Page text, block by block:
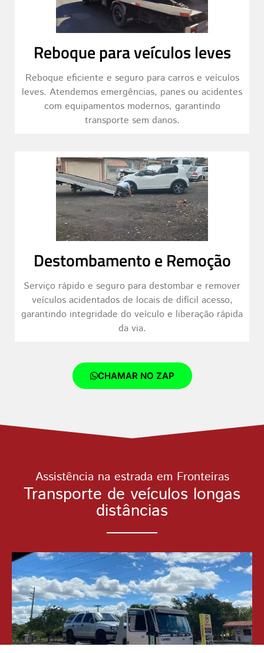
Reboque para veículos leves
Reboque eficiente e seguro para carros e veículos
leves. Atendemos emergências, panes ou acidentes
com equipamentos modernos, garantindo
transporte sem danos.
Destombamento e Remoção
Serviço rápido e seguro para destombar e remover
veículos acidentados de locais de difícil acesso,
garantindo integridade do veículo e liberação rápida
da via.
CHAMAR NO ZAP
Assistência na estrada em Fronteiras
Transporte de veículos longas
distâncias